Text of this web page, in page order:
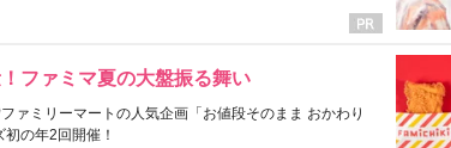
ファミマ夏の大盤振る舞い
ァミリーマートの人気企画「お値段そのまま おかわり
の年2回開催！